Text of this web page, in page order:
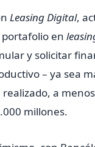
Leasing Digital,
portafolio en
y solicitar
– ya sea
realizado, a
millones.